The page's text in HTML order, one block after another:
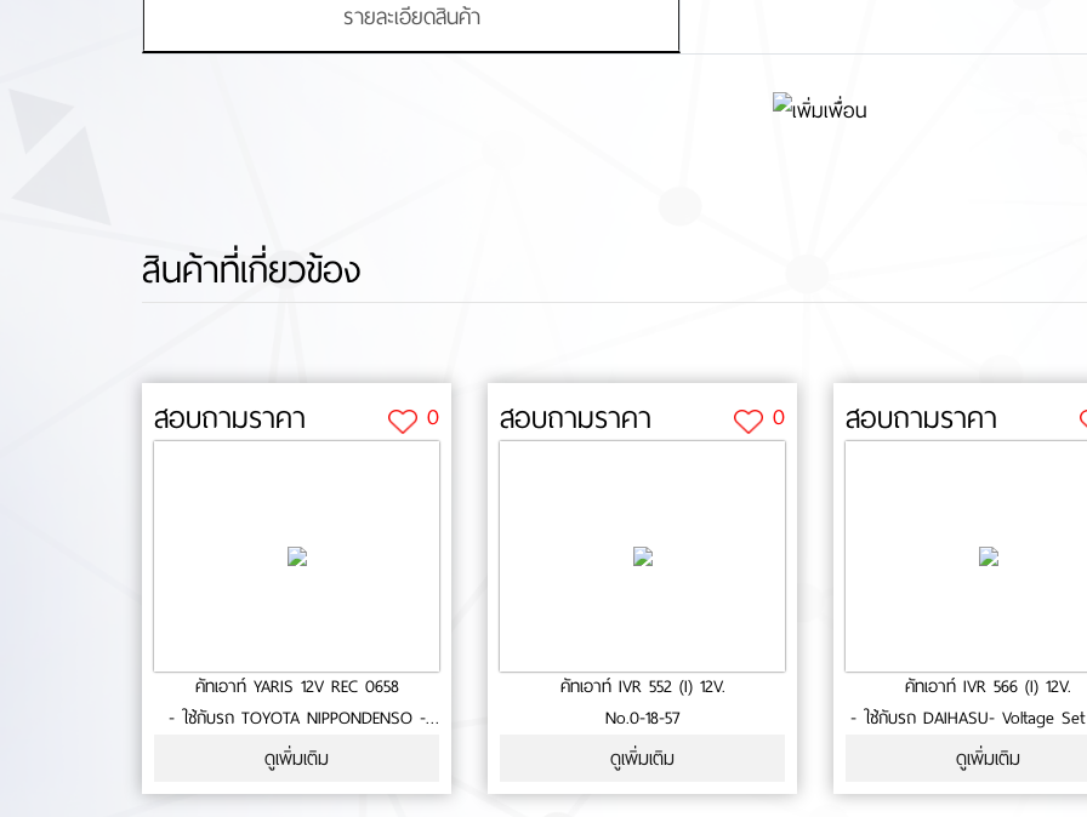
รายละเอียดสินค้า
สินค้าที่เกี่ยวข้อง
สอบถามราคา 0
คัทเอาท์ YARIS 12V REC 0658
- ใช้กับรถ TOYOTA NIPPONDENSO -
Voltage set point 14.5 Volt- High Side
Driver- ประกัน 6 เดือน- สินค้าคุณภาพ-
ดูเพิ่มเติม
สอบถามราคา 0
คัทเอาท์ IVR 552 (I) 12V.
No.0-18-57
ดูเพิ่มเติม
สอบถามราคา
คัทเอาท์ IVR 566 (I) 12V.
- ใช้กับรถ DAIHASU- Voltage
14.5 Volt.- High Side Driver- ป
เดือน- สินค้าคุณภาพ- มาตรฐาน
ดูเพิ่มเติม